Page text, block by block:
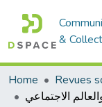
&
Home Revues
الاجتماعي